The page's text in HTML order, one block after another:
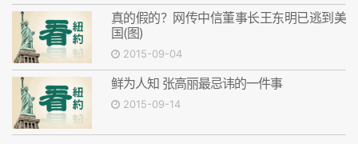
真的假的？网传中信董事长王东明已逃到美
国(图)
2015-09-04
鲜为人知 张高丽最忌讳的一件事
2015-09-14